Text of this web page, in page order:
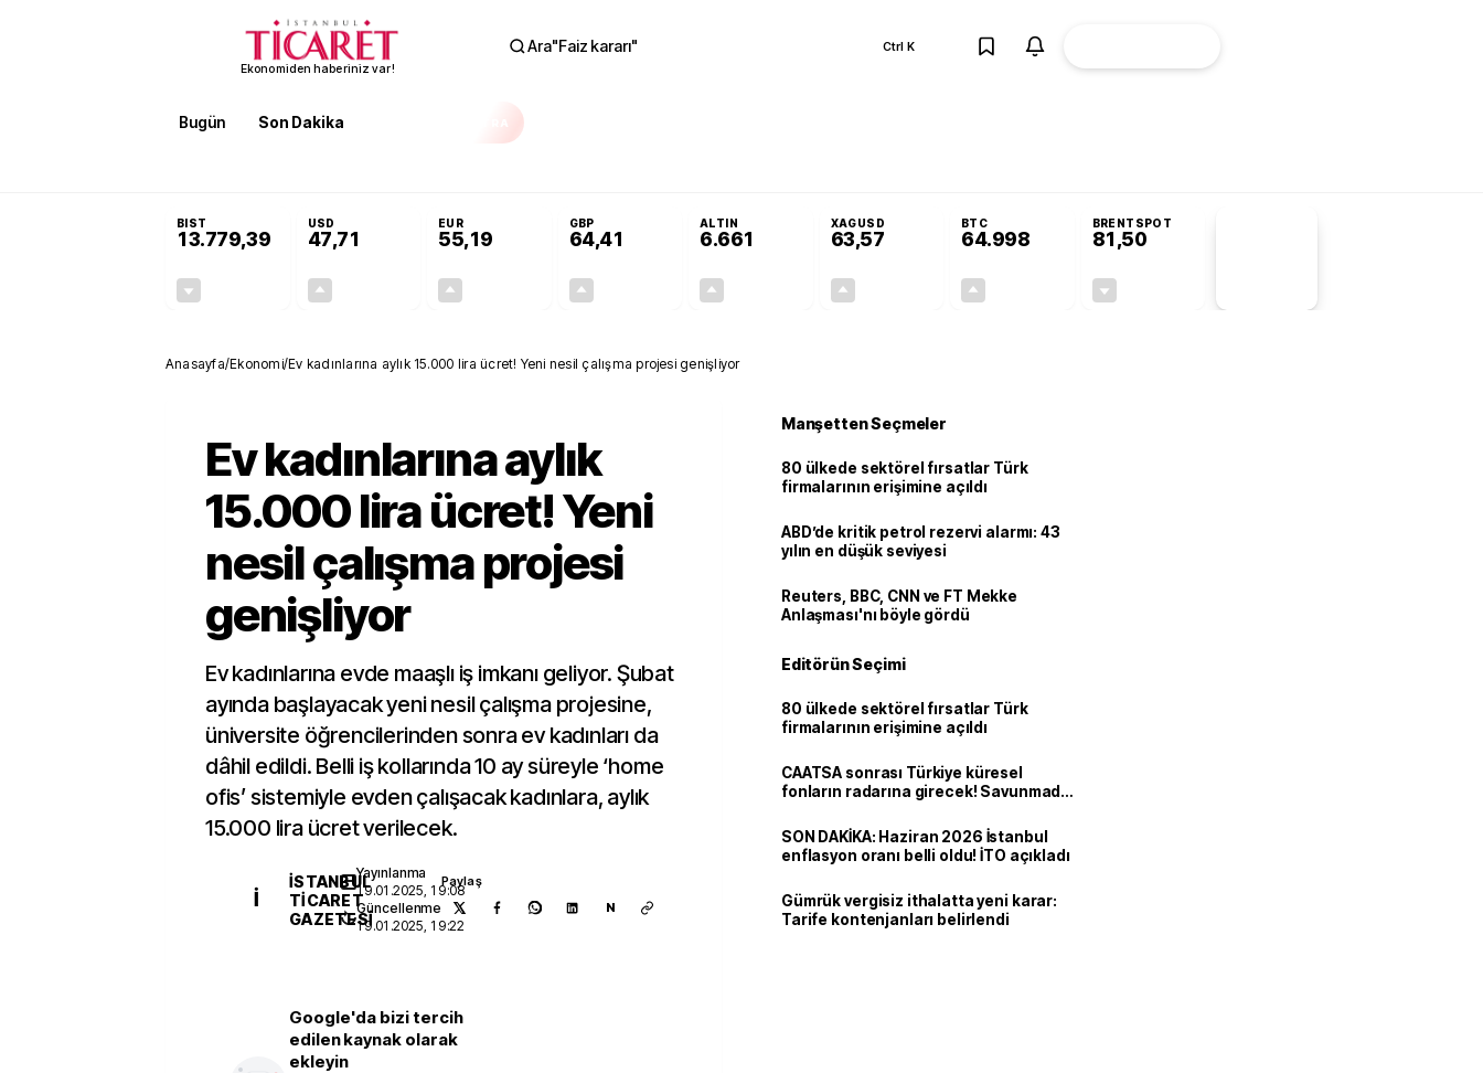
Ekonomiden haberiniz var!
Ara"Faiz kararı" Ctrl K
Bugün Son Dakika
BIST
13.779,39
USD
47,71
EUR
55,19
GBP
64,41
ALTIN
6.661
XAGUSD
63,57
BTC
64.998
BRENTSPOT
81,50
Anasayfa/Ekonomi/Ev kadınlarına aylık 15.000 lira ücret! Yeni nesil çalışma projesi genişliyor
Ev kadınlarına aylık
15.000 lira ücret! Yeni
nesil çalışma projesi
genişliyor
Ev kadınlarına evde maaşlı iş imkanı geliyor. Şubat
ayında başlayacak yeni nesil çalışma projesine,
üniversite öğrencilerinden sonra ev kadınları da
dâhil edildi. Belli iş kollarında 10 ay süreyle ‘home
ofis’ sistemiyle evden çalışacak kadınlara, aylık
15.000 lira ücret verilecek.
İ
İSTANBUL
TICARET
GAZETESI
Yayınlanma
19.01.2025, 19:08
Güncellenme
19.01.2025, 19:22
Paylaş
N
Google'da bizi tercih
edilen kaynak olarak
ekleyin
Manşetten Seçmeler
80 ülkede sektörel fırsatlar Türk
firmalarının erişimine açıldı
ABD’de kritik petrol rezervi alarmı: 43
yılın en düşük seviyesi
Reuters, BBC, CNN ve FT Mekke
Anlaşması'nı böyle gördü
Editörün Seçimi
80 ülkede sektörel fırsatlar Türk
firmalarının erişimine açıldı
CAATSA sonrası Türkiye küresel
fonların radarına girecek! Savunmadan
SON DAKİKA: Haziran 2026 İstanbul
enflasyon oranı belli oldu! İTO açıkladı
Gümrük vergisiz ithalatta yeni karar:
Tarife kontenjanları belirlendi